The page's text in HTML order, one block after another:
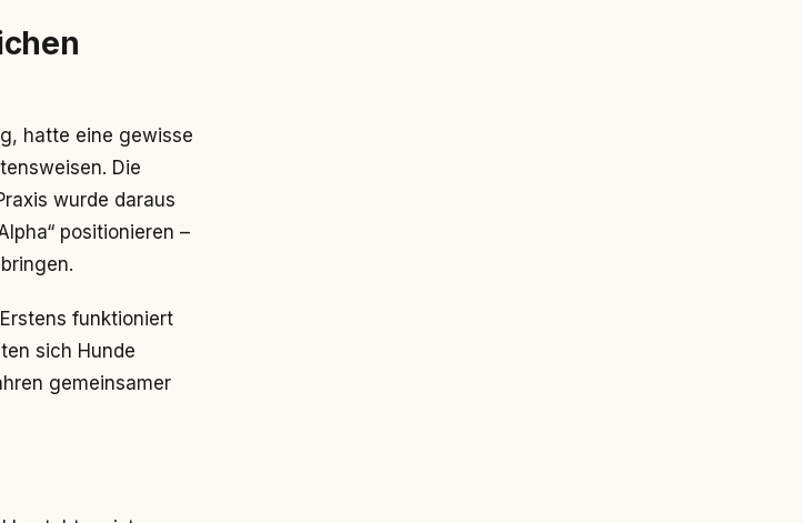
hatte eine gewisse
Die
wurde daraus
positionieren –
funktioniert
sich Hunde
gemeinsamer